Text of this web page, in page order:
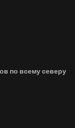
по всему северу